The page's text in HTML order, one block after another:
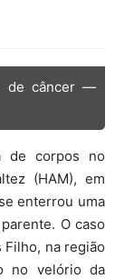
de câncer —
de corpos no
(HAM), em
enterrou uma
O caso
na região
no velório da